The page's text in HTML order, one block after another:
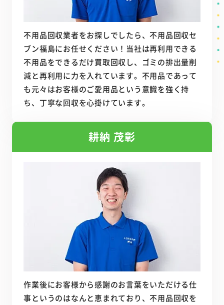
不用品回収業者をお探しでしたら、不用品回収セ
ブン福島にお任せください！当社は再利用できる
不用品をできるだけ買取回収し、ゴミの排出量削
減と再利用に力を入れています。不用品であって
も元々はお客様のご愛用品という意識を強く持
ち、丁寧な回収を心掛けています。
耕納 茂彰
作業後にお客様から感謝のお言葉をいただける仕
事というのはなんと恵まれており、不用品回収を